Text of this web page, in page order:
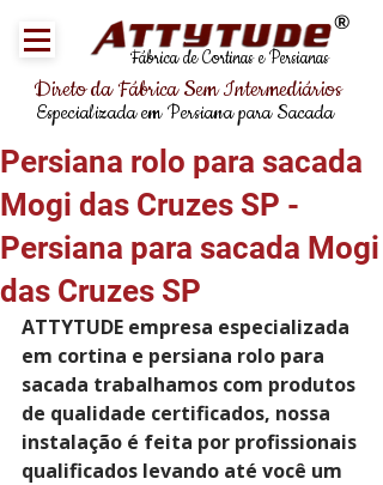
Fábrica de Cortinas e Persianas
®
Direto da Fábrica Sem Intermediários
Especializada em Persiana para Sacada
Persiana rolo para sacada
Mogi das Cruzes SP -
Persiana para sacada Mogi
das Cruzes SP
ATTYTUDE empresa especializada
em cortina e persiana rolo para
sacada trabalhamos com produtos
de qualidade certificados, nossa
instalação é feita por profissionais
qualificados levando até você um